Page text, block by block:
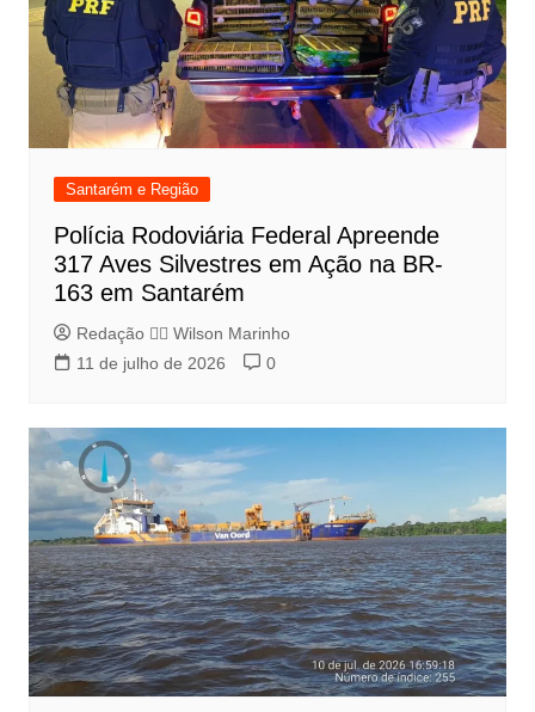
Santarém e Região
Polícia Rodoviária Federal Apreende
317 Aves Silvestres em Ação na BR-
163 em Santarém
Redação 👨‍⚖️​ Wilson Marinho
11 de julho de 2026
0